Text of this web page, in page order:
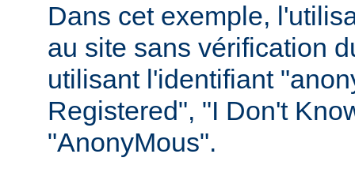
Dans cet exemple,
au site sans vérification
utilisant l'identifiant
Registered", "I Don't
"AnonyMous".